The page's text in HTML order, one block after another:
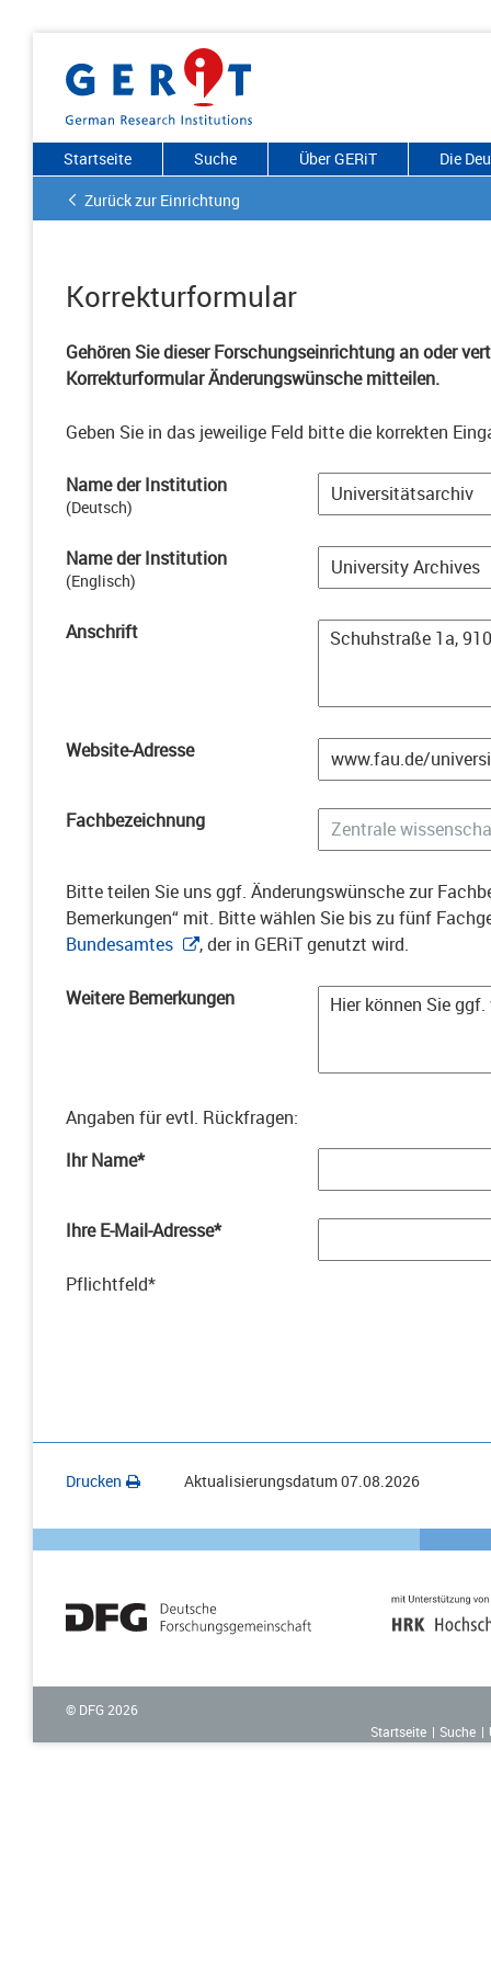
Startseite Suche Über GERiT
Die
Zurück zur Einrichtung
Korrekturformular
Gehören Sie dieser Forschungseinrichtung an oder
Korrekturformular Änderungswünsche mitteilen.
Geben Sie in das jeweilige Feld bitte die korrekten
Name der Institution
(Deutsch)
Name der Institution
(Englisch)
Anschrift
Website-Adresse
Fachbezeichnung
Bitte teilen Sie uns ggf. Änderungswünsche zur
Bemerkungen“ mit. Bitte wählen Sie bis zu fünf
Bundesamtes
, der in GERiT genutzt wird.
Weitere Bemerkungen
Angaben für evtl. Rückfragen:
Ihr Name*
Ihre E-Mail-Adresse*
Pflichtfeld*
Drucken Aktualisierungsdatum07.08.2026
© DFG 2026
Startseite
Suche